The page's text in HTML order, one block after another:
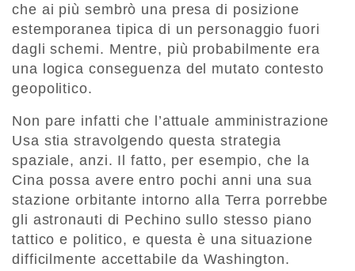
che ai più sembrò una presa di posizione
estemporanea tipica di un personaggio fuori
dagli schemi. Mentre, più probabilmente era
una logica conseguenza del mutato contesto
geopolitico.
Non pare infatti che l’attuale amministrazione
Usa stia stravolgendo questa strategia
spaziale, anzi. Il fatto, per esempio, che la
Cina possa avere entro pochi anni una sua
stazione orbitante intorno alla Terra porrebbe
gli astronauti di Pechino sullo stesso piano
tattico e politico, e questa è una situazione
difficilmente accettabile da Washington.